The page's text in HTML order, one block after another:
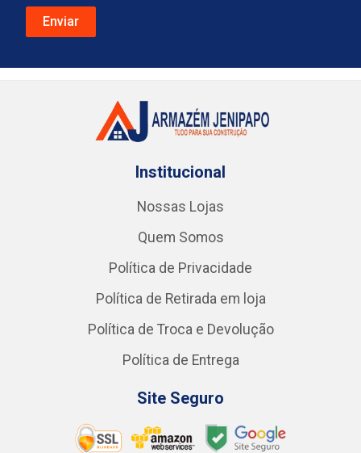
Institucional
Nossas Lojas
Quem Somos
Política de Privacidade
Política de Retirada em loja
Política de Troca e Devolução
Política de Entrega
Site Seguro